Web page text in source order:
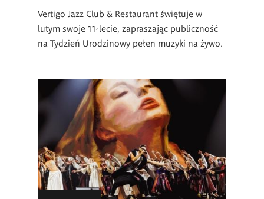
Vertigo Jazz Club & Restaurant świętuje w
lutym swoje 11-lecie, zapraszając publiczność
na Tydzień Urodzinowy pełen muzyki na żywo.